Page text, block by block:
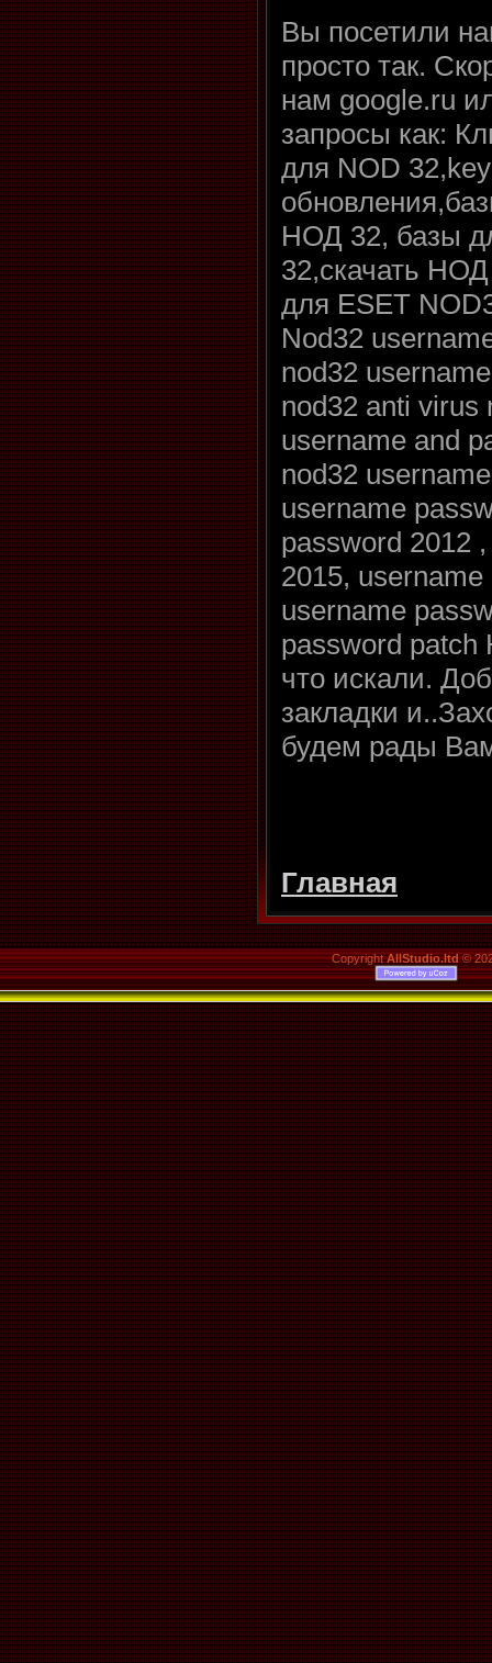
Вы посетили
просто так.
нам google.ru
запросы как:
для NOD
НОД 32, базы
32,скачать
для ESET
Nod32
nod32
nod32 anti virus
username and
nod32
username
password 2012
2015,
username
password
что искали.
закладки
будем рады
Главная
CopyrightAllStudio.ltd©